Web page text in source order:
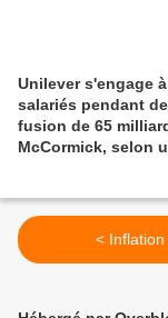
Unilever s'engage
salariés pendant
fusion de 65
McCormick, selon
< Inflation